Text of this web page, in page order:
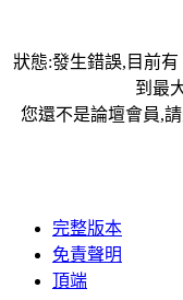
狀態:發生錯誤,目前
到最
您還不是論壇會員,
完整版本
免責聲明
頂端